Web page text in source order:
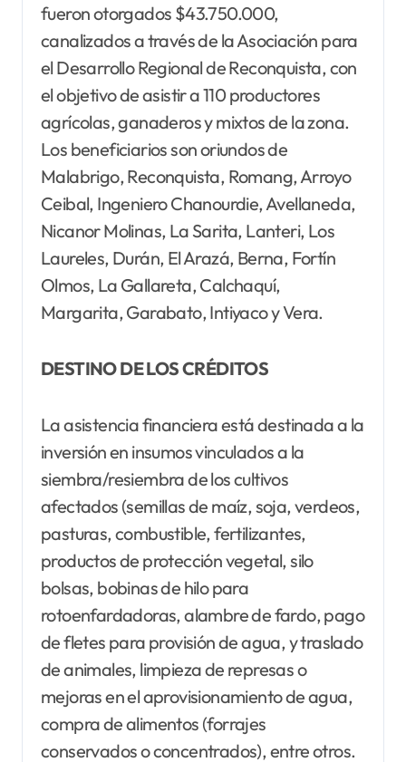
fueron otorgados $43.750.000,
canalizados a través de la Asociación para
el Desarrollo Regional de Reconquista, con
el objetivo de asistir a 110 productores
agrícolas, ganaderos y mixtos de la zona.
Los beneficiarios son oriundos de
Malabrigo, Reconquista, Romang, Arroyo
Ceibal, Ingeniero Chanourdie, Avellaneda,
Nicanor Molinas, La Sarita, Lanteri, Los
Laureles, Durán, El Arazá, Berna, Fortín
Olmos, La Gallareta, Calchaquí,
Margarita, Garabato, Intiyaco y Vera.
DESTINO DE LOS CRÉDITOS
La asistencia financiera está destinada a la
inversión en insumos vinculados a la
siembra/resiembra de los cultivos
afectados (semillas de maíz, soja, verdeos,
pasturas, combustible, fertilizantes,
productos de protección vegetal, silo
bolsas, bobinas de hilo para
rotoenfardadoras, alambre de fardo, pago
de fletes para provisión de agua, y traslado
de animales, limpieza de represas o
mejoras en el aprovisionamiento de agua,
compra de alimentos (forrajes
conservados o concentrados), entre otros.